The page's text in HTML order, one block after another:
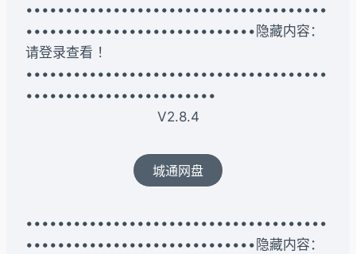
••••••••••••••••••••••••••••••••••••••
•••••••••••••••••••••••••••••隐藏内容：
请登录查看 ！
••••••••••••••••••••••••••••••••••••••
••••••••••••••••••••••••
V2.8.4
城通网盘
••••••••••••••••••••••••••••••••••••••
•••••••••••••••••••••••••••••隐藏内容：